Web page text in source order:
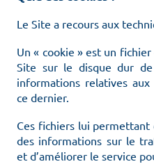
Le Site a recours aux
Un « cookie » est un
Site sur le disque dur de
informations relatives
ce dernier.
Ces fichiers lui
des informations sur le
et d’améliorer le service